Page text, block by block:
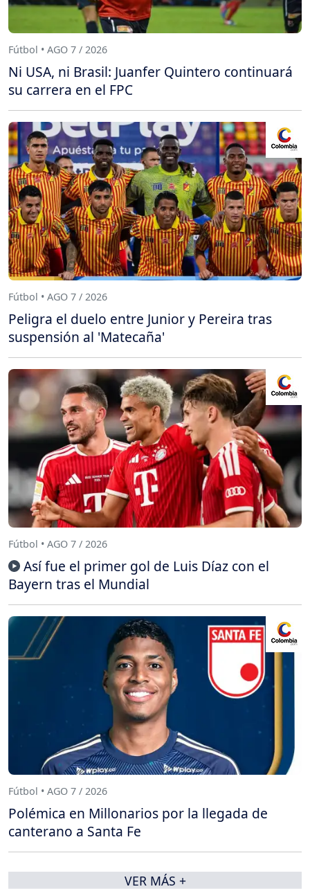
Fútbol • AGO 7 / 2026
Ni USA, ni Brasil: Juanfer Quintero continuará
su carrera en el FPC
Fútbol • AGO 7 / 2026
Peligra el duelo entre Junior y Pereira tras
suspensión al 'Matecaña'
Fútbol • AGO 7 / 2026
Así fue el primer gol de Luis Díaz con el
Bayern tras el Mundial
Fútbol • AGO 7 / 2026
Polémica en Millonarios por la llegada de
canterano a Santa Fe
VER MÁS +